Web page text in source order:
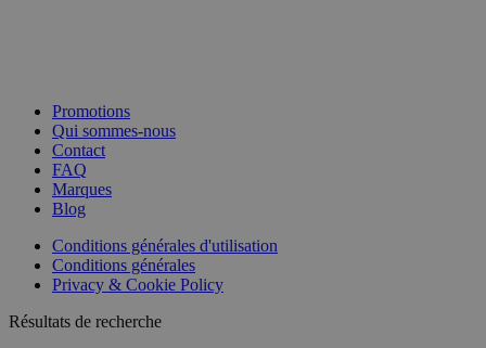
Promotions
Qui sommes-nous
Contact
FAQ
Marques
Blog
Conditions générales d'utilisation
Conditions générales
Privacy & Cookie Policy
Résultats de recherche